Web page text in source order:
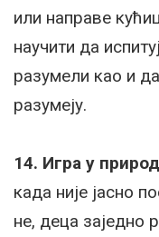
или направе
научити да
разумели као и
разумеју.
14. Игра у
када није јасно
не, деца заједно